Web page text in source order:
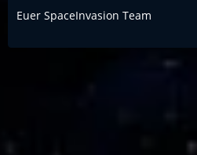
Euer SpaceInvasion Team